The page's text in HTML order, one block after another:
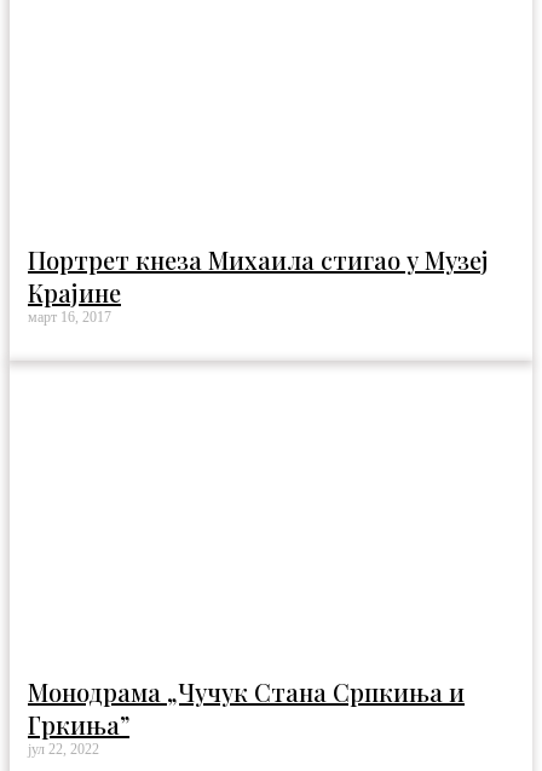
Портрет кнеза Михаила стигао у Музеј
Крајине
март 16, 2017
Монодрама „Чучук Стана Српкиња и
Гркиња”
јул 22, 2022